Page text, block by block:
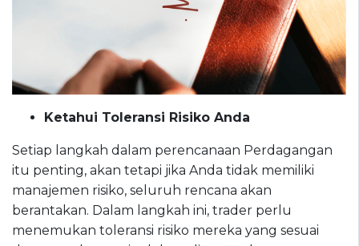
Ketahui Toleransi Risiko Anda
Setiap langkah dalam perencanaan Perdagangan
itu penting, akan tetapi jika Anda tidak memiliki
manajemen risiko, seluruh rencana akan
berantakan. Dalam langkah ini, trader perlu
menemukan toleransi risiko mereka yang sesuai